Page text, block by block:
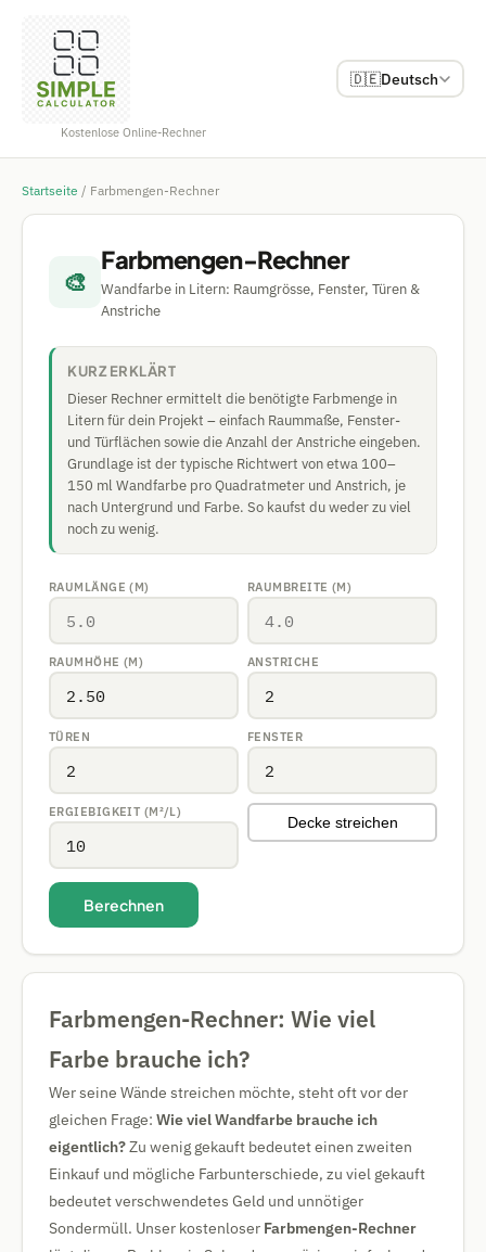
Kostenlose Online-Rechner
🇩🇪Deutsch
Startseite / Farbmengen-Rechner
🎨
Farbmengen-Rechner
Wandfarbe in Litern: Raumgrösse, Fenster, Türen &
Anstriche
KURZ ERKLÄRT
Dieser Rechner ermittelt die benötigte Farbmenge in
Litern für dein Projekt – einfach Raummaße, Fenster-
und Türflächen sowie die Anzahl der Anstriche eingeben.
Grundlage ist der typische Richtwert von etwa 100–
150 ml Wandfarbe pro Quadratmeter und Anstrich, je
nach Untergrund und Farbe. So kaufst du weder zu viel
noch zu wenig.
RAUMLÄNGE (M) RAUMBREITE (M)
RAUMHÖHE (M) ANSTRICHE
TÜREN FENSTER
ERGIEBIGKEIT (M²/L)
Decke streichen
Berechnen
Farbmengen-Rechner: Wie viel
Farbe brauche ich?
Wer seine Wände streichen möchte, steht oft vor der
gleichen Frage: Wie viel Wandfarbe brauche ich
eigentlich?Zu wenig gekauft bedeutet einen zweiten
Einkauf und mögliche Farbunterschiede, zu viel gekauft
bedeutet verschwendetes Geld und unnötiger
Sondermüll. Unser kostenloser Farbmengen-Rechner